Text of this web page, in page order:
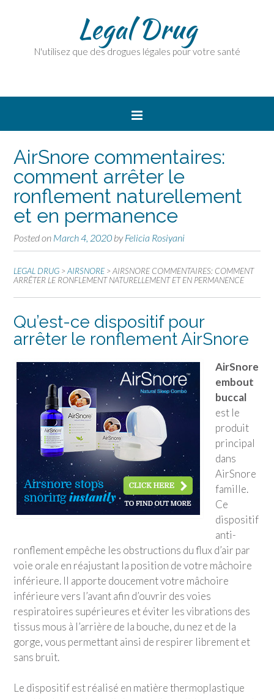
Legal Drug
N'utilisez que des drogues légales pour votre santé
AirSnore commentaires:
comment arrêter le
ronflement naturellement
et en permanence
Posted on March 4, 2020 byFelicia Rosiyani
LEGAL DRUG >AIRSNORE >AIRSNORE COMMENTAIRES: COMMENT
ARRÊTER LE RONFLEMENT NATURELLEMENT ET EN PERMANENCE
Qu’est-ce dispositif pour
arrêter le ronflement AirSnore
AirSnore
embout
buccal
est le
produit
principal
dans
AirSnore
famille.
Ce
dispositif
anti-
ronflement empêche les obstructions du flux d’air par
voie orale en réajustant la position de votre mâchoire
inférieure. Il apporte doucement votre mâchoire
inférieure vers l’avant afin d’ouvrir des voies
respiratoires supérieures et éviter les vibrations des
tissus mous à l’arrière de la bouche, du nez et de la
gorge, vous permettant ainsi de respirer librement et
sans bruit.
Le dispositif est réalisé en matière thermoplastique